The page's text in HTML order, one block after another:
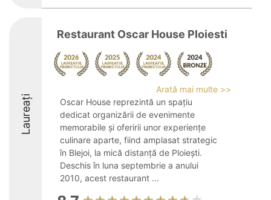
Laureați
Restaurant Oscar House Ploiesti
Arată mai multe >>
Oscar House reprezintă un spațiu
dedicat organizării de evenimente
memorabile și oferirii unor experiențe
culinare aparte, fiind amplasat strategic
în Blejoi, la mică distanță de Ploiești.
Deschis în luna septembrie a anului
2010, acest restaurant ...